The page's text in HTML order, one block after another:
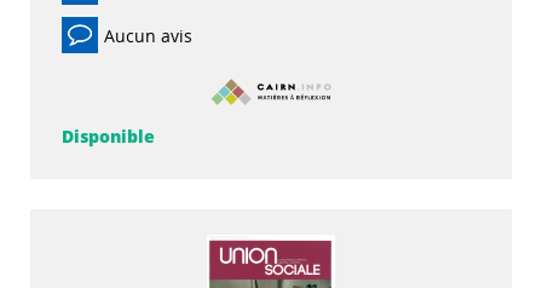
Aucun avis
Disponible